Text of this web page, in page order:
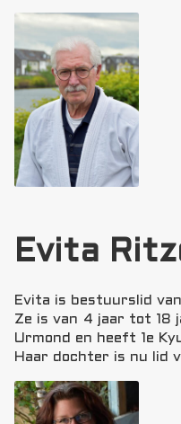
Evita
Evita is bestuurslid
Ze is van 4 jaar tot 18
Urmond en heeft 1e
Haar dochter is nu lid